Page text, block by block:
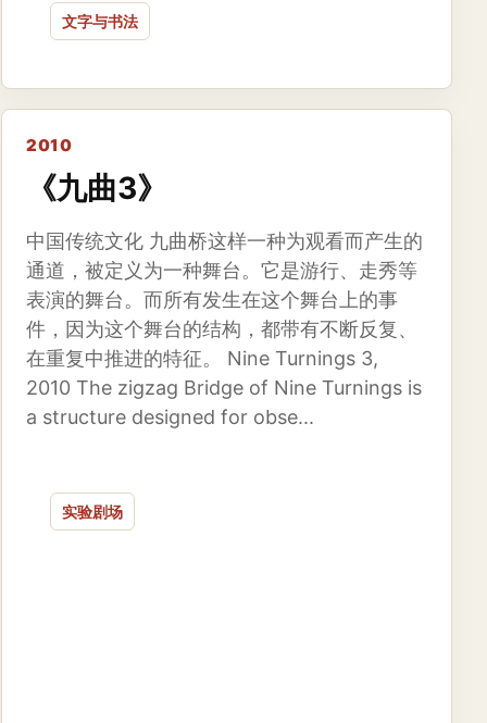
文字与书法
2010
《九曲3》
中国传统文化 九曲桥这样一种为观看而产生的
通道，被定义为一种舞台。它是游行、走秀等
表演的舞台。而所有发生在这个舞台上的事
件，因为这个舞台的结构，都带有不断反复、
在重复中推进的特征。 Nine Turnings 3,
2010 The zigzag Bridge of Nine Turnings is
a structure designed for obse...
实验剧场